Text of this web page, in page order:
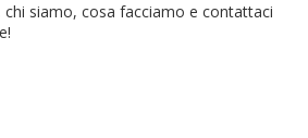
siamo, cosa facciamo e contattaci